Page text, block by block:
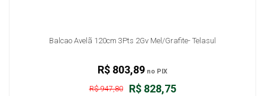
Balcao Avelã 120cm 3Pts 2Gv Mel/Grafite- Telasul
R$ 828,75
R$ 947,80
R$ 803,89 no PIX